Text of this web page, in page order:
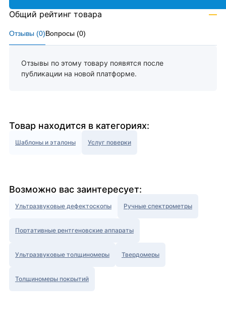
Отзывы (0)Вопросы (0)
Отзывы по этому товару появятся после
публикации на новой платформе.
Общий рейтинг товара —
Товар находится в категориях:
Шаблоны и эталоны Услуг поверки
Возможно вас заинтересует:
Ультразвуковые дефектоскопы Ручные спектрометры
Портативные рентгеновские аппараты
Ультразвуковые толщиномеры Твердомеры
Толщиномеры покрытий